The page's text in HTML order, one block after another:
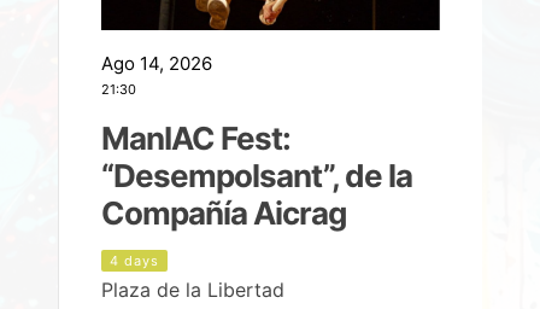
Ago 14, 2026
21:30
ManIAC Fest:
“Desempolsant”, de la
Compañía Aicrag
4 days
Plaza de la Libertad